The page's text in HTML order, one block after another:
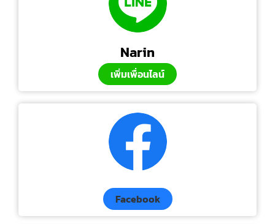
Narin
เพิ่มเพื่อนไลน์
Facebook